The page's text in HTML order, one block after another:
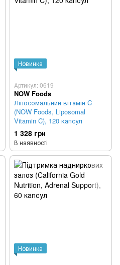
Новинка
Артикул: 0619
NOW Foods
Ліпосомальний вітамін C
(NOW Foods, Liposomal
Vitamin C), 120 капсул
1 328 грн
В наявності
Новинка